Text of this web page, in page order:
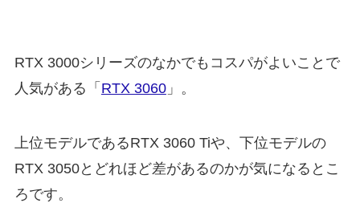
RTX 3000シリーズのなかでもコスパがよいことで
人気がある「 RTX 3060」。
上位モデルであるRTX 3060 Tiや、下位モデルの
RTX 3050とどれほど差があるのかが気になるとこ
ろです。